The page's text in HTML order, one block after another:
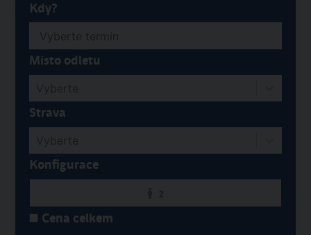
Kdy?
Místo odletu
Strava
Konfigurace
Cena celkem